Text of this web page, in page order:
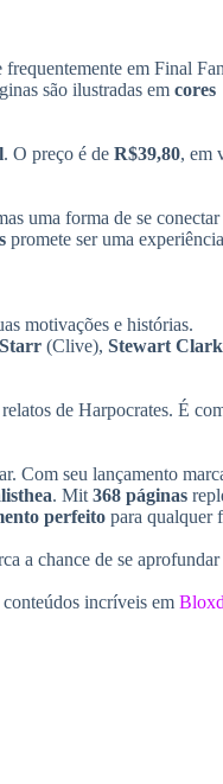
frequentemente em Final
são ilustradas em cores
. O preço é de R$39,80, em
uma forma de se conectar
promete ser uma experiência
motivações e histórias.
(Clive), Stewart
de Harpocrates. É
Com seu lançamento
. Mit 368 páginas
perfeito para qualquer
a chance de se aprofundar
incríveis em